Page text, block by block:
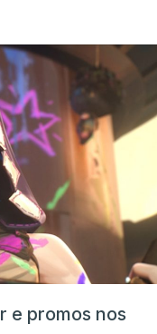
e promos nos